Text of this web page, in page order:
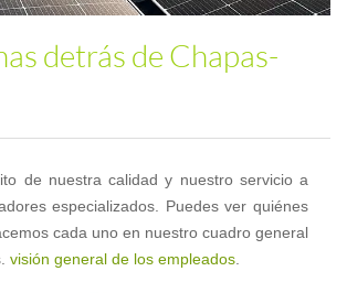
detrás de Chapas-
de nuestra calidad y nuestro servicio a
especializados. Puedes ver quiénes
cada uno en nuestro cuadro general
visión general de los empleados